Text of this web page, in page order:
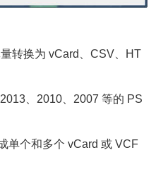
转换为 vCard、CSV、HT
、2010、2007 等的 PS
单个和多个 vCard 或 VCF